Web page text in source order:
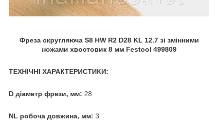
Фреза скругляюча S8 HW R2 D28 KL 12.7 зі змінними
ножами хвостовик 8 мм Festool 499809
ТЕХНІЧНІ ХАРАКТЕРИСТИКИ:
D діаметр фрези, мм: 28
NL робоча довжина, мм: 3